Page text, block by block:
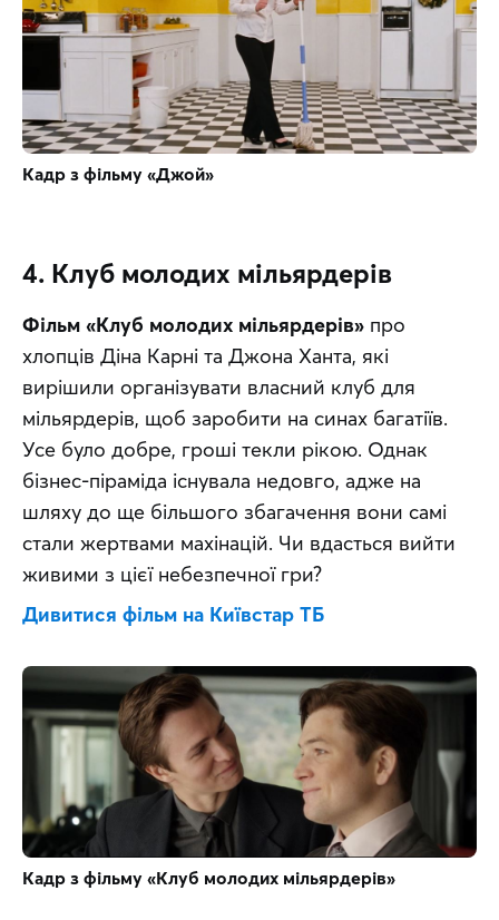
Кадр з фільму «Джой»
4. Клуб молодих мільярдерів
Фільм «Клуб молодих мільярдерів» про
хлопців Діна Карні та Джона Ханта, які
вирішили організувати власний клуб для
мільярдерів, щоб заробити на синах багатіїв.
Усе було добре, гроші текли рікою. Однак
бізнес-піраміда існувала недовго, адже на
шляху до ще більшого збагачення вони самі
стали жертвами махінацій. Чи вдасться вийти
живими з цієї небезпечної гри?
Дивитися фільм на Київстар ТБ
Кадр з фільму «Клуб молодих мільярдерів»